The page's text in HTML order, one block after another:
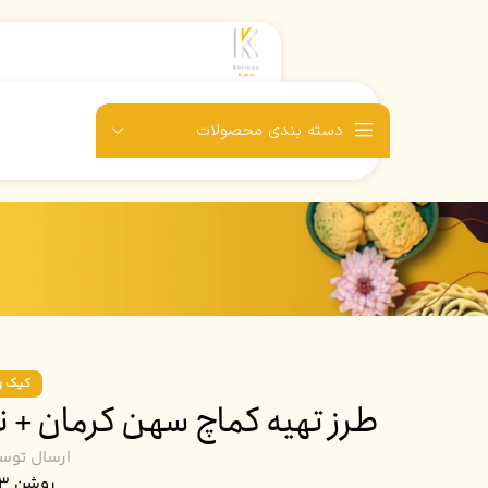
دسته بندی محصولات
کیک
طرز تهیه کماچ سهن کرمان
ارسال